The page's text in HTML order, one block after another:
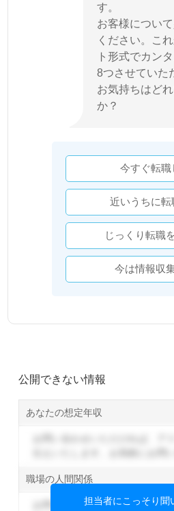
す。
お客様につい
ください。こ
ト形式でカン
8つさせていた
お気持ちはど
か？
今すぐ転職
近いうちに転
じっくり転職
今は情報収
公開できない情報
あなたの想定年収
職場の人間関係
お問い合わせいただければ、ア
担当者にこっそり聞